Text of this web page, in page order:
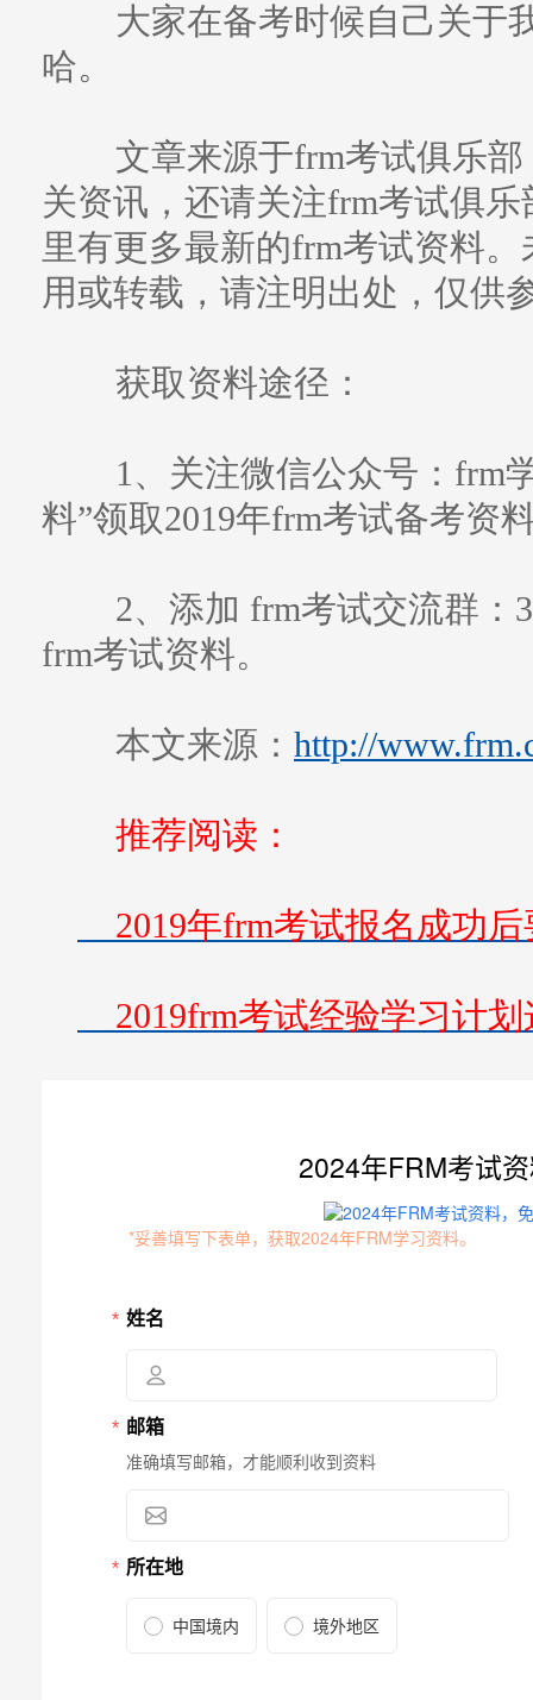
大家在备考时候自己关于
哈。
文章来源于frm考试俱乐部
关资讯，还请关注frm考试俱乐
里有更多最新的frm考试资料
用或转载，请注明出处，仅供
获取资料途径：
1、关注微信公众号：frm
料”领取2019年frm考试备考资
2、添加 frm考试交流群：
frm考试资料。
本文来源： http://
推荐阅读：
2019年frm考试报名成功后
2019frm考试经验学习计